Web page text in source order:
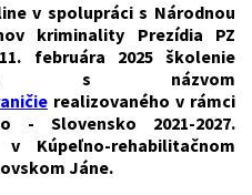
v spolupráci s Národnou
kriminality Prezídia PZ
februára 2025 školenie
s názvom
realizovaného v rámci
- Slovensko 2021-2027.
Kúpeľno-rehabilitačnom
Jáne.